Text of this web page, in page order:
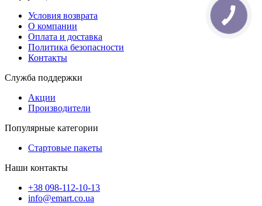
Условия возврата
О компании
Оплата и доставка
Политика безопасности
Контакты
Служба поддержки
Акции
Производители
Популярные категории
Стартовые пакеты
Наши контакты
+38 098-112-10-13
info@emart.co.ua